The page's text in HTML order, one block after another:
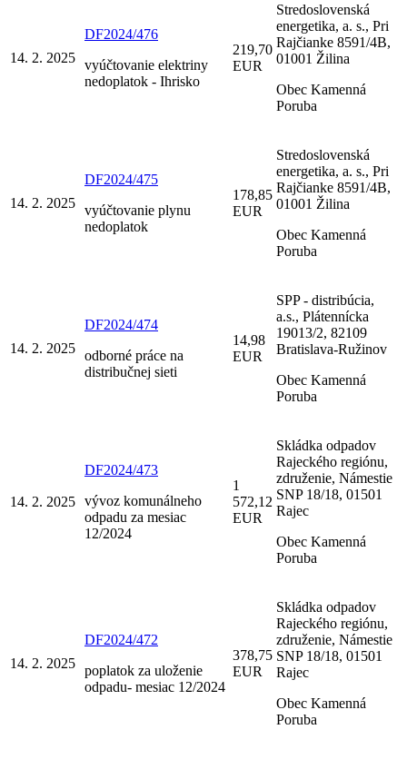
14. 2. 2025
DF2024/476
vyúčtovanie elektriny
nedoplatok - Ihrisko
219,70
EUR
Stredoslovenská
energetika, a. s., Pri
Rajčianke 8591/4B,
01001 Žilina
Obec Kamenná
Poruba
14. 2. 2025
DF2024/475
vyúčtovanie plynu
nedoplatok
178,85
EUR
Stredoslovenská
energetika, a. s., Pri
Rajčianke 8591/4B,
01001 Žilina
Obec Kamenná
Poruba
14. 2. 2025
DF2024/474
odborné práce na
distribučnej sieti
14,98
EUR
SPP - distribúcia,
a.s., Plátennícka
19013/2, 82109
Bratislava-Ružinov
Obec Kamenná
Poruba
14. 2. 2025
DF2024/473
vývoz komunálneho
odpadu za mesiac
12/2024
1
572,12
EUR
Skládka odpadov
Rajeckého regiónu,
združenie, Námestie
SNP 18/18, 01501
Rajec
Obec Kamenná
Poruba
14. 2. 2025
DF2024/472
poplatok za uloženie
odpadu- mesiac 12/2024
378,75
EUR
Skládka odpadov
Rajeckého regiónu,
združenie, Námestie
SNP 18/18, 01501
Rajec
Obec Kamenná
Poruba